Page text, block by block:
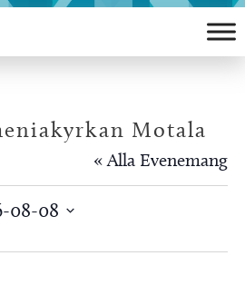
Motala
« Alla Evenemang
08-08